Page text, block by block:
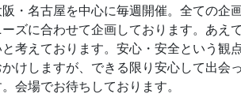
・名古屋を中心に毎週開催。全ての
ズに合わせて企画しております。あ
考えております。安心・安全という
けしますが、できる限り安心して出
会場でお待ちしております。